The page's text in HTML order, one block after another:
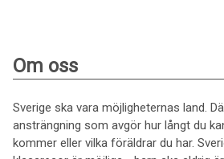
Om oss
Sverige ska vara möjligheternas land.
ansträngning som avgör hur långt du
kommer eller vilka föräldrar du har.